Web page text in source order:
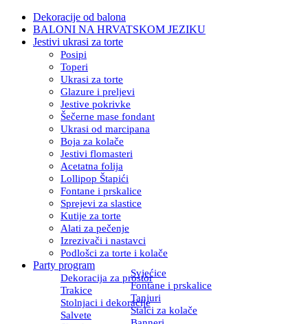
Dekoracije od balona
BALONI NA HRVATSKOM JEZIKU
Jestivi ukrasi za torte
Posipi
Toperi
Ukrasi za torte
Glazure i preljevi
Jestive pokrivke
Šečerne mase fondant
Ukrasi od marcipana
Boja za kolače
Jestivi flomasteri
Acetatna folija
Lollipop Štapići
Fontane i prskalice
Sprejevi za slastice
Kutije za torte
Alati za pečenje
Izrezivači i nastavci
Podlošci za torte i kolače
Party program
Dekoracija za prostor
Svjećice
Trakice
Fontane i prskalice
Stolnjaci i dekoracije
Tanjuri
Salvete
Stalci za kolače